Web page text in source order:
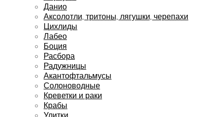
Данио
Аксолотли, тритоны, лягушки, черепахи
Цихлиды
Лабео
Боция
Расбора
Радужницы
Акантофтальмусы
Солоноводные
Креветки и раки
Крабы
Улитки